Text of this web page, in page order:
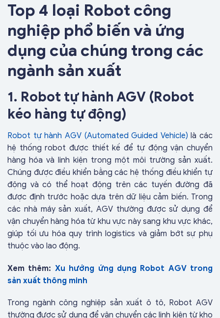
Top 4 loại Robot công
nghiệp phổ biến và ứng
dụng của chúng trong các
ngành sản xuất
1. Robot tự hành AGV (Robot
kéo hàng tự động)
Robot tự hành AGV (Automated Guided Vehicle) là các
hệ thống robot được thiết kế để tự động vận chuyển
hàng hóa và linh kiện trong một môi trường sản xuất.
Chúng được điều khiển bằng các hệ thống điều khiển tự
động và có thể hoạt động trên các tuyến đường đã
được định trước hoặc dựa trên dữ liệu cảm biến. Trong
các nhà máy sản xuất, AGV thường được sử dụng để
vận chuyển hàng hóa từ khu vực này sang khu vực khác,
giúp tối ưu hóa quy trình logistics và giảm bớt sự phụ
thuộc vào lao động.
Xem thêm: Xu hướng ứng dụng Robot AGV trong
sản xuất thông minh
Trong ngành công nghiệp sản xuất ô tô, Robot AGV
thường được sử dụng để vận chuyển các linh kiện từ kho